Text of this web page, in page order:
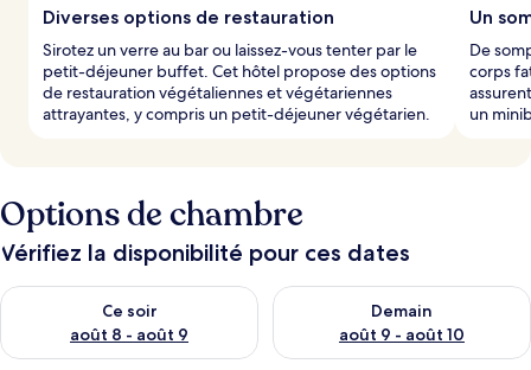
Diverses options de restauration
Sirotez un verre au bar ou laissez-vous tenter par le
petit-déjeuner buffet. Cet hôtel propose des options
de restauration végétaliennes et végétariennes
attrayantes, y compris un petit-déjeuner végétarien.
Un
De
corps
un
Options de chambre
Vérifiez la disponibilité pour ces dates
Ce soir
août 8 - août 9
Vérifier la disponibilité pour ce soir août 8 - août 9
Demain
août 9 - août 10
Vérifier la disponibilité pour